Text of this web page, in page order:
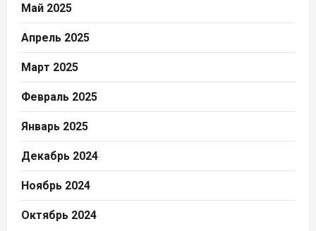
Май 2025
Апрель 2025
Март 2025
Февраль 2025
Январь 2025
Декабрь 2024
Ноябрь 2024
Октябрь 2024